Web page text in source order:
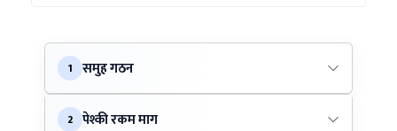
1 समुह गठन
2 पेश्की रकम माग